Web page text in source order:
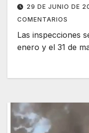
29 DE JUNIO DE
COMENTARIOS
Las inspecciones
enero y el 31 de